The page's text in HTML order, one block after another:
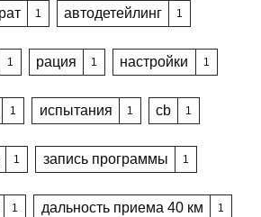
1 автодетейлинг 1
1 рация 1 настройки 1
1 испытания 1 cb 1
1 запись программы 1
1 дальность приема 40 км 1